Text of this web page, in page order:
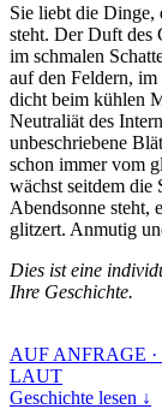
Sie liebt die Dinge,
steht. Der Duft des
im schmalen
auf den Feldern,
dicht beim kühlen
Neutraliät des
unbeschriebene
schon immer vom
wächst seitdem die
Abendsonne steht,
glitzert. Anmutig
Dies ist eine
Ihre Geschichte.
AUF ANFRAGE ·
LAUT
Geschichte lesen ↓